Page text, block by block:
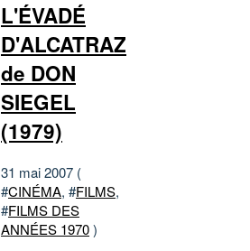
L'ÉVADÉ
D'ALCATRAZ
de DON
SIEGEL
(1979)
31 mai 2007 (
#CINÉMA, #FILMS,
#FILMS DES
ANNÉES 1970)